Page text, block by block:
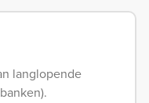
langlopende